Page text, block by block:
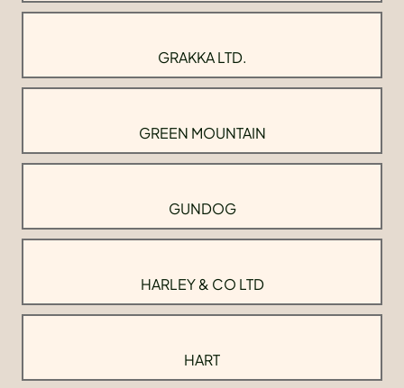
GRAKKA LTD.
GREEN MOUNTAIN
GUNDOG
HARLEY & CO LTD
HART